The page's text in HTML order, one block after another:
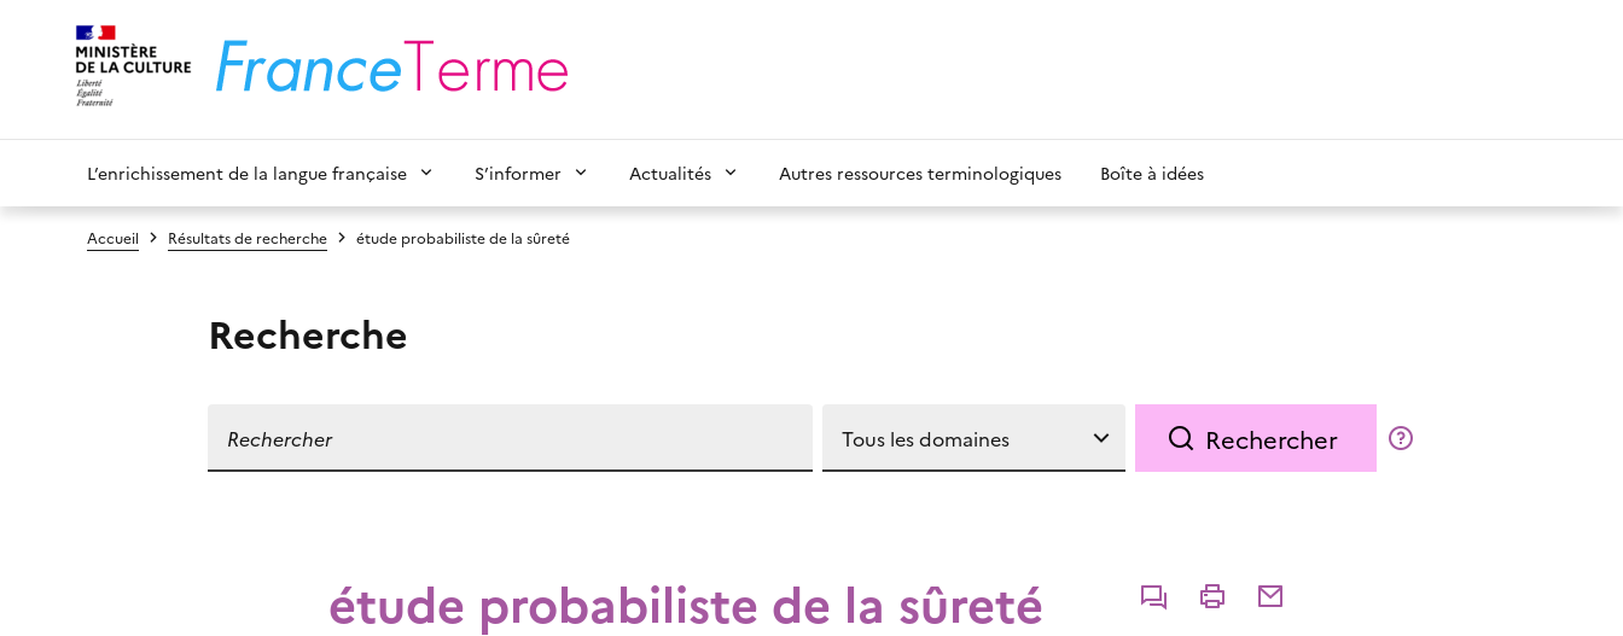
L’enrichissement de la langue française S’informer Actualités Autres ressources terminologiques Boîte à idées
Accueil Résultats de recherche étude probabiliste de la sûreté
Recherche
Rechercher
étude probabiliste de la sûreté CommenterImprimerPartager par courriel